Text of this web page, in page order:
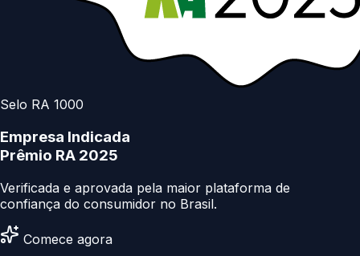
Selo RA 1000
Empresa Indicada
Prêmio RA 2025
Verificada e aprovada pela maior plataforma de
confiança do consumidor no Brasil.
Comece agora